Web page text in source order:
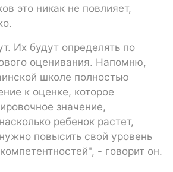
это никак не повлияет,
Их будут определять по
оценивания. Напомню,
школе полностью
к оценке, которое
значение,
ребенок растет,
повысить свой уровень
- говорит он.